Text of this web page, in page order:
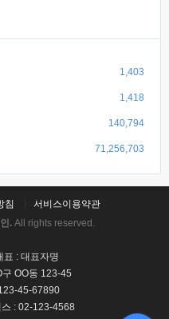
1,403
1,418
140,794
71,256,703
침
서비스이용약관
. All rights reserved.
표 : 대표자명
구 OO동 123-45
45-67890
: 02-123-4568